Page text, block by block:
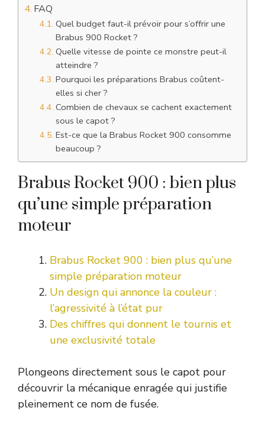
FAQ
Quel budget faut-il prévoir pour s’offrir une
Brabus 900 Rocket ?
Quelle vitesse de pointe ce monstre peut-il
atteindre ?
Pourquoi les préparations Brabus coûtent-
elles si cher ?
Combien de chevaux se cachent exactement
sous le capot ?
Est-ce que la Brabus Rocket 900 consomme
beaucoup ?
Brabus Rocket 900 : bien plus
qu’une simple préparation
moteur
Brabus Rocket 900 : bien plus qu’une
simple préparation moteur
Un design qui annonce la couleur :
l’agressivité à l’état pur
Des chiffres qui donnent le tournis et
une exclusivité totale
Plongeons directement sous le capot pour
découvrir la mécanique enragée qui justifie
pleinement ce nom de fusée.